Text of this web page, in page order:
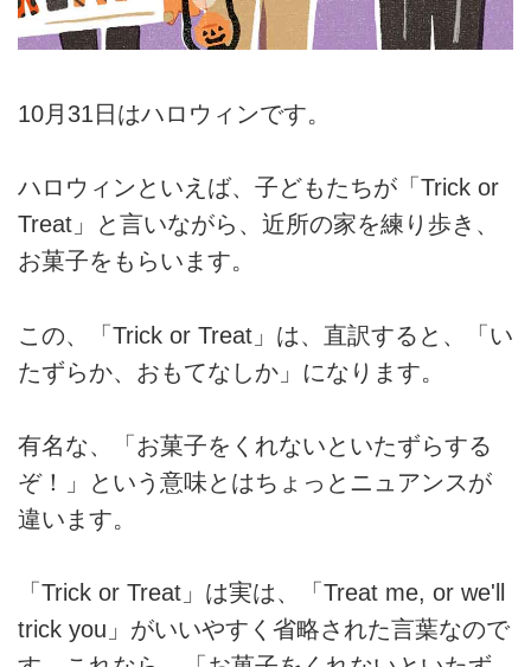
10月31日はハロウィンです。
ハロウィンといえば、子どもたちが「Trick or
Treat」と言いながら、近所の家を練り歩き、
お菓子をもらいます。
この、「Trick or Treat」は、直訳すると、「い
たずらか、おもてなしか」になります。
有名な、「お菓子をくれないといたずらする
ぞ！」という意味とはちょっとニュアンスが
違います。
「Trick or Treat」は実は、「Treat me, or we'll
trick you」がいいやすく省略された言葉なので